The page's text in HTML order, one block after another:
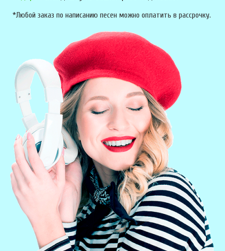
*Любой заказ по написанию песен можно оплатить в рассрочку.